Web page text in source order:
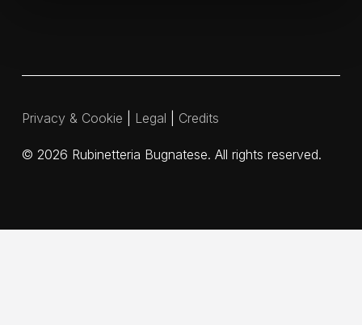
Privacy & Cookie Legal Credits
© 2026 Rubinetteria Bugnatese. All rights reserved.